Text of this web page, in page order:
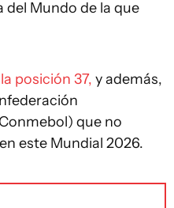
del Mundo de la que
posición 37, y además,
que no
este Mundial 2026.